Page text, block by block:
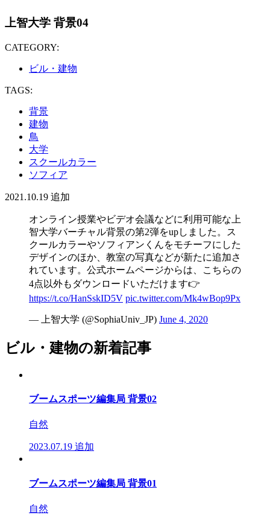
上智大学 背景04
CATEGORY:
ビル・建物
TAGS:
背景
建物
鳥
大学
スクールカラー
ソフィア
2021.10.19 追加
オンライン授業やビデオ会議などに利用可能な上
智大学バーチャル背景の第2弾をupしました。ス
クールカラーやソフィアンくんをモチーフにした
デザインのほか、教室の写真などが新たに追加さ
れています。公式ホームページからは、こちらの
4点以外もダウンロードいただけます👉
https://t.co/HanSskID5V pic.twitter.com/Mk4wBop9Px
— 上智大学 (@SophiaUniv_JP) June 4, 2020
ビル・建物の新着記事
ブームスポーツ編集局 背景02
自然
2023.07.19 追加
ブームスポーツ編集局 背景01
自然